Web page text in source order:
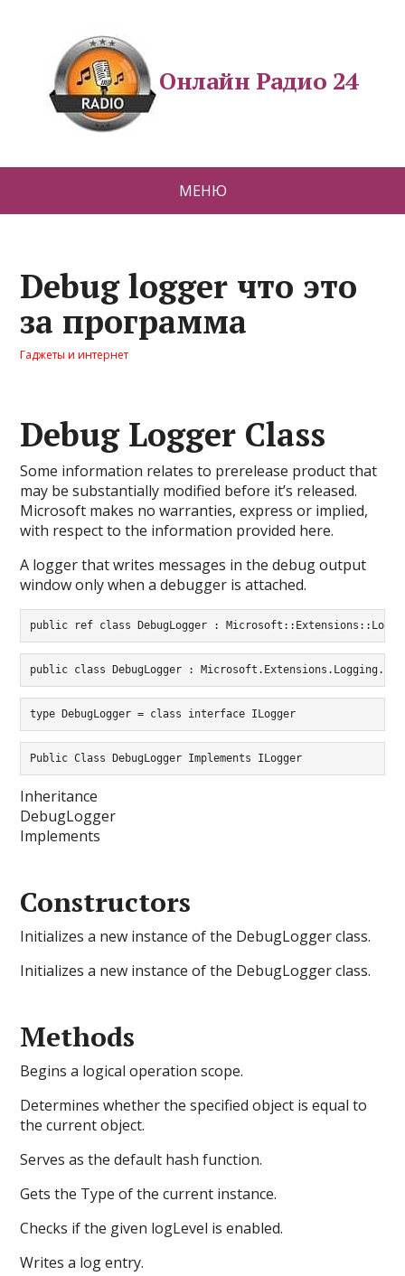
Онлайн Радио 24
МЕНЮ
Debug logger что это
за программа
Гаджеты и интернет
Debug Logger Class
Some information relates to prerelease product that
may be substantially modified before it’s released.
Microsoft makes no warranties, express or implied,
with respect to the information provided here.
A logger that writes messages in the debug output
window only when a debugger is attached.
public ref class DebugLogger :
public class DebugLogger :
type DebugLogger = class interface ILogger
Public Class DebugLogger Implements ILogger
Inheritance
DebugLogger
Implements
Constructors
Initializes a new instance of the DebugLogger class.
Initializes a new instance of the DebugLogger class.
Methods
Begins a logical operation scope.
Determines whether the specified object is equal to
the current object.
Serves as the default hash function.
Gets the Type of the current instance.
Checks if the given logLevel is enabled.
Writes a log entry.